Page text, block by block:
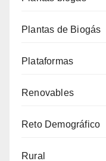
Plantas de Biogás
Plataformas
Renovables
Reto Demográfico
Rural